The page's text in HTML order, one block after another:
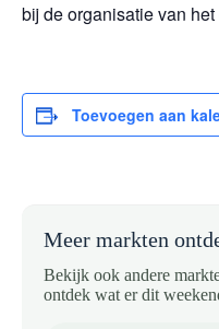
bij de organisatie van
Toevoegen aan
Meer markten
Bekijk ook andere
ontdek wat er dit